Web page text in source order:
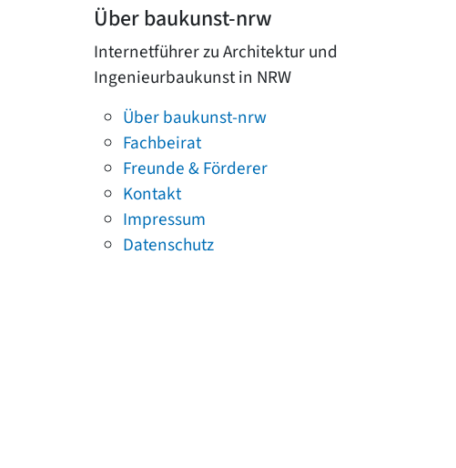
Über baukunst-nrw
Internetführer zu Architektur und
Ingenieurbaukunst in NRW
Über baukunst-nrw
Fachbeirat
Freunde & Förderer
Kontakt
Impressum
Datenschutz